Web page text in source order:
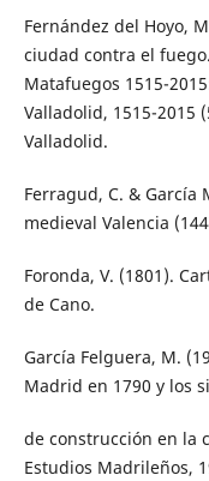
Fernández del Hoyo,
ciudad contra el
Matafuegos 1515-
Valladolid, 1515-2015
Valladolid.
Ferragud, C. & García
medieval Valencia
Foronda, V. (1801).
de Cano.
García Felguera, M.
Madrid en 1790 y los
de construcción en la
Estudios Madrileños,